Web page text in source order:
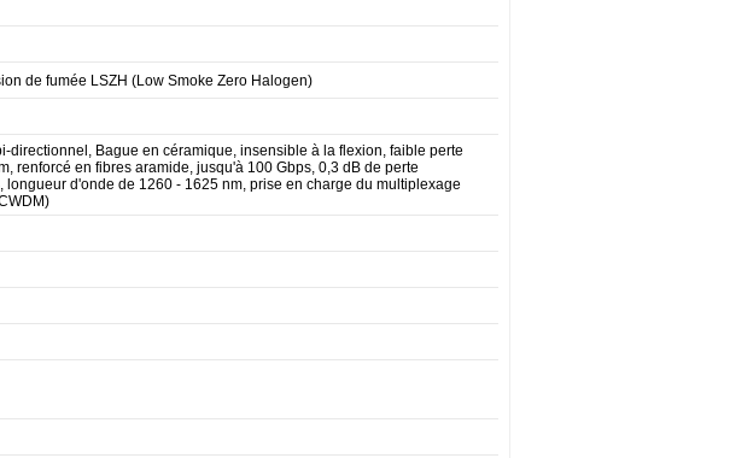
de fumée LSZH (Low Smoke Zero Halogen)
directionnel, Bague en céramique, insensible à la flexion, faible perte
renforcé en fibres aramide, jusqu'à 100 Gbps, 0,3 dB de perte
longueur d'onde de 1260 - 1625 nm, prise en charge du multiplexage